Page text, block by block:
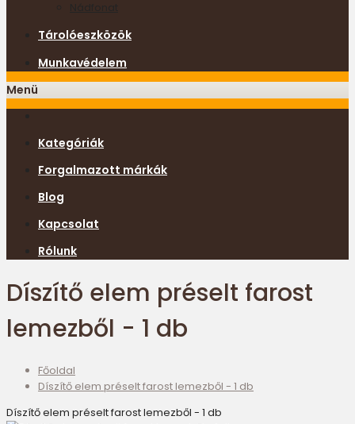
Tárolóeszközök
Munkavédelem
Menü
Kategóriák
Forgalmazott márkák
Blog
Kapcsolat
Rólunk
Díszítő elem préselt farost
lemezből - 1 db
Főoldal
Díszítő elem préselt farost lemezből - 1 db
Díszítő elem préselt farost lemezből - 1 db